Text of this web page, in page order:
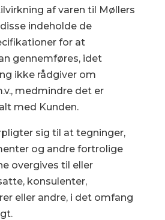
af varen til Møllers
indeholde de
for at
gennemføres, idet
ikke rådgiver om
medmindre det er
med Kunden.
sig til at tegninger,
og andre fortrolige
overgives til eller
konsulenter,
eller andre, i det omfang